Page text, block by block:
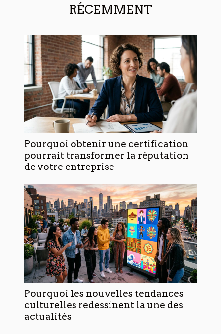
RÉCEMMENT
Pourquoi obtenir une certification
pourrait transformer la réputation
de votre entreprise
Pourquoi les nouvelles tendances
culturelles redessinent la une des
actualités